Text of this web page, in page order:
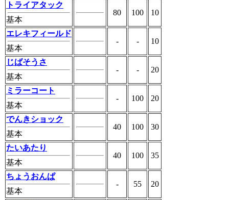
トライアタック
基本
80 100 10
エレキフィールド
基本
- - 10
じばそうさ
基本
- - 20
ミラーコート
基本
- 100 20
でんきショック
基本
40 100 30
たいあたり
基本
40 100 35
ちょうおんぱ
基本
- 55 20